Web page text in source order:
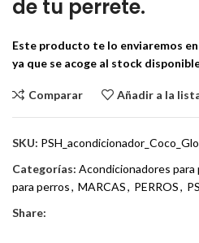
de tu perrete.
Este producto te lo enviaremos
ya que se acoge al stock
Comparar Añadir a la
SKU:
Categorías: Acondicionadores para
para perros, MARCAS, PERROS,
Share: